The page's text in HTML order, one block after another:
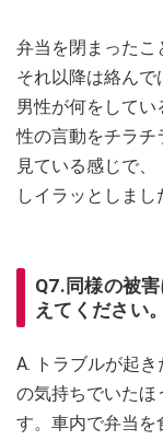
弁当を閉まったこ
それ以降は絡ん
男性が何をして
性の言動をチラチ
見ている感じで
しイラッとしまし
Q7.同様の被
えてください。
A. トラブルが起
の気持ちでいたほ
す。車内で弁当を